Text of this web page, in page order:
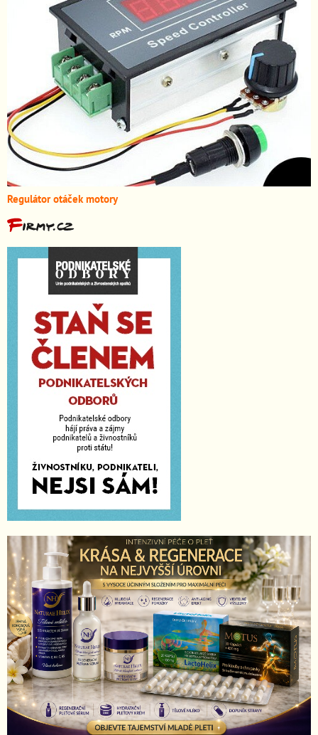
Regulátor otáček motory